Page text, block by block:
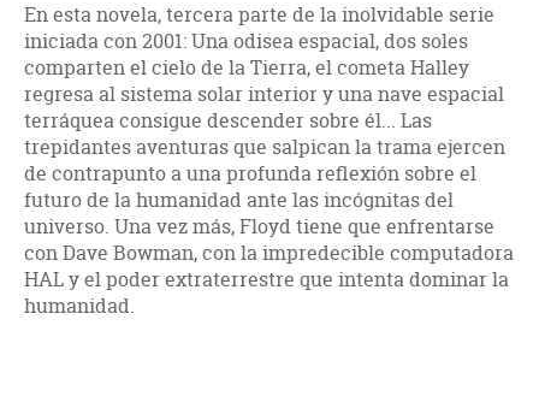
En esta novela, tercera parte de la inolvidable serie
iniciada con 2001: Una odisea espacial, dos soles
comparten el cielo de la Tierra, el cometa Halley
regresa al sistema solar interior y una nave espacial
terráquea consigue descender sobre él... Las
trepidantes aventuras que salpican la trama ejercen
de contrapunto a una profunda reflexión sobre el
futuro de la humanidad ante las incógnitas del
universo. Una vez más, Floyd tiene que enfrentarse
con Dave Bowman, con la impredecible computadora
HAL y el poder extraterrestre que intenta dominar la
humanidad.